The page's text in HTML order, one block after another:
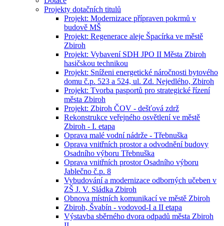
Projekty dotačních titulů
Projekt: Modernizace přípraven pokrmů v
budově MŠ
Projekt: Regenerace aleje Špacírka ve městě
Zbiroh
Projekt: Vybavení SDH JPO II Města Zbiroh
hasičskou technikou
Projekt: Sníženi energetické náročnosti bytového
domu č.p. 523 a 524, ul. Zd. Nejedlého, Zbiroh
Projekt: Tvorba pasportů pro strategické řízení
města Zbiroh
Projekt: Zbiroh ČOV - dešťová zdrž
Rekonstrukce veřejného osvětlení ve městě
Zbiroh - I. etapa
Oprava malé vodní nádrže - Třebnuška
Oprava vnitřních prostor a odvodnění budovy
Osadního výboru Třebnuška
Oprava vnitřních prostor Osadního výboru
Jablečno č.p. 8
Vybudování a modernizace odborných učeben v
ZŠ J. V. Sládka Zbiroh
Obnova místních komunikací ve městě Zbiroh
Zbiroh, Švabín - vodovod-I a II etapa
Výstavba sběrného dvora odpadů města Zbiroh